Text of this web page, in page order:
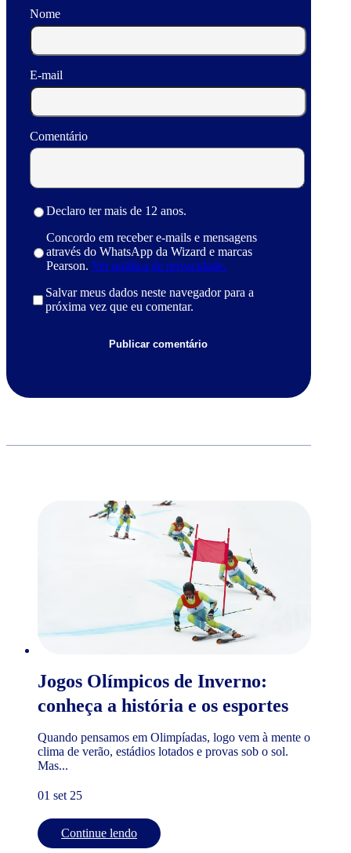
Nome
E-mail
Comentário
Declaro ter mais de 12 anos.
Concordo em receber e-mails e mensagens
através do WhatsApp da Wizard e marcas
Pearson. Ver política de privacidade.
Salvar meus dados neste navegador para a
próxima vez que eu comentar.
Jogos Olímpicos de Inverno:
conheça a história e os esportes
Quando pensamos em Olimpíadas, logo vem à mente o
clima de verão, estádios lotados e provas sob o sol.
Mas...
01 set 25
Continue lendo